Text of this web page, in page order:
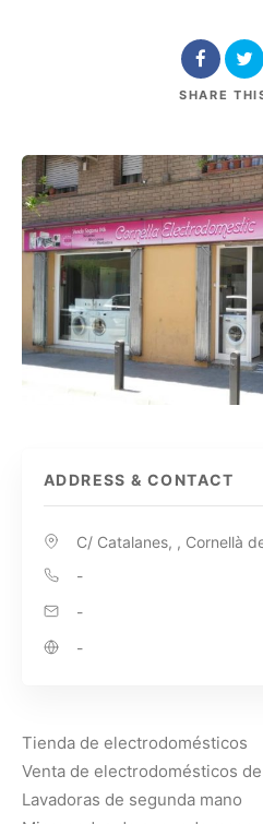
SHARE
ADDRESS & CONTACT
C/ Catalanes, , Cornellà
-
-
-
Tienda de electrodomésticos
Venta de electrodomésticos
Lavadoras de segunda mano